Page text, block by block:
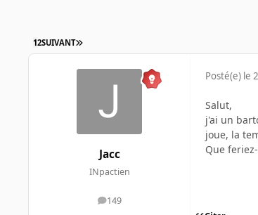
12SUIVANT
Jacc
INpactien
149
messages
Posté(e) le
Salut,
j'ai un
joue, la
Que